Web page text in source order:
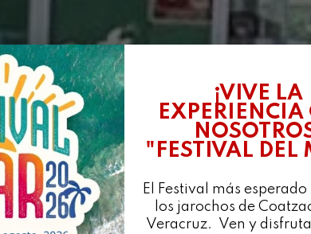
¡VIVE LA
EXPERIENCIA
"FESTIVAL DEL
El Festival más
los jarochos de
Veracruz. Ven y